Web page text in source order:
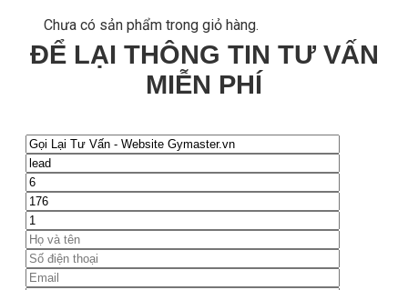
Chưa có sản phẩm trong giỏ hàng.
ĐỂ LẠI THÔNG TIN TƯ VẤN
MIỄN PHÍ